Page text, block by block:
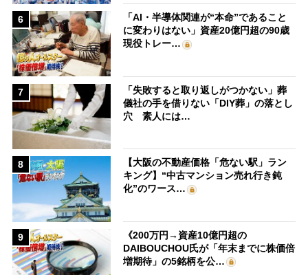
6
「AI・半導体関連が“本命”であること
に変わりはない」資産20億円超の90歳
現役トレー…
7
「失敗すると取り返しがつかない」葬
儀社の手を借りない「DIY葬」の落とし
穴 素人には…
8
【大阪の不動産価格「危ない駅」ラン
キング】“中古マンション売れ行き鈍
化”のワース…
9
《200万円→資産10億円超の
DAIBOUCHOU氏が「年末までに株価倍
増期待」の5銘柄を公…